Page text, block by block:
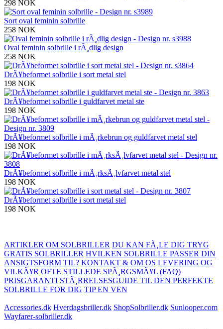
298 NOK
Sort oval feminin solbrille
258 NOK
Oval feminin solbrille i rÃ¸dlig design
258 NOK
DrÃ¥beformet solbrille i sort metal stel
198 NOK
DrÃ¥beformet solbrille i guldfarvet metal ste
198 NOK
DrÃ¥beformet solbrille i mÃ¸rkebrun og guldfarvet metal stel
198 NOK
DrÃ¥beformet solbrille i mÃ¸rksÃ¸lvfarvet metal stel
198 NOK
DrÃ¥beformet solbrille i sort metal stel
198 NOK
ARTIKLER OM SOLBRILLER DU KAN FÃ¸LE DIG TRYG
GRATIS SOLBRILLER HVILKEN SOLBRILLE PASSER DIN
ANSIGTSFORM TIL? KONTAKT & OM OS LEVERING OG
VILKÃ¥R OFTE STILLEDE SPÃ¸RGSMÃ¥L (FAQ)
PRISGARANTI STÃ¸RRELSESGUIDE TIL DEN PERFEKTE
SOLBRILLE FOR DIG TIP EN VEN
Accessories.dk Hverdagsbriller.dk ShopSolbriller.dk Sunlooper.com
Wayfarer-solbriller.dk